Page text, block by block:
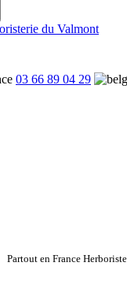
03 66 89 04 29
Partout en France